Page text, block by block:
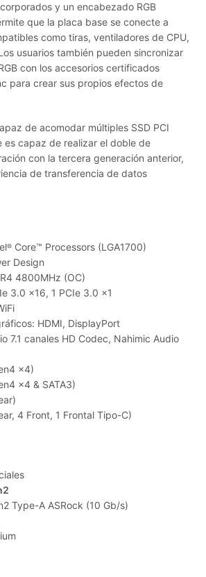
y un encabezado RGB
que la placa base se conecte a
como tiras, ventiladores de CPU,
usuarios también pueden sincronizar
con los accesorios certificados
para crear sus propios efectos de
de acomodar múltiples SSD PCI
es capaz de realizar el doble de
con la tercera generación anterior,
de transferencia de datos
® Core™ Processors (LGA1700)
Design
4800MHz (OC)
3.0 x16, 1 PCIe 3.0 x1
HDMI, DisplayPort
7.1 canales HD Codec, Nahimic Audio
x4)
x4 & SATA3)
4 Front, 1 Frontal Tipo-C)
Type-A ASRock (10 Gb/s)